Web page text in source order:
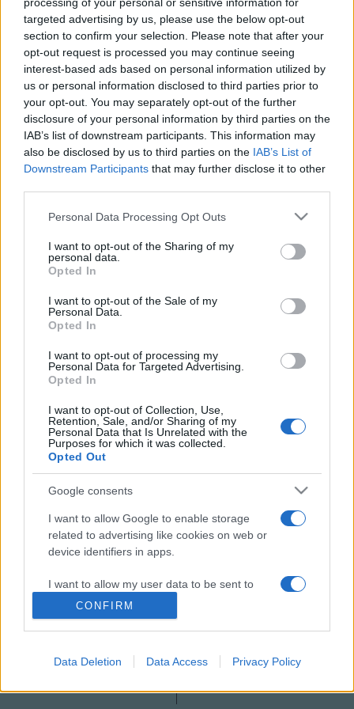
targeted advertising by us, please use the below opt-out
section to confirm your selection. Please note that after your
opt-out request is processed you may continue seeing
interest-based ads based on personal information utilized by
us or personal information disclosed to third parties prior to
your opt-out. You may separately opt-out of the further
disclosure of your personal information by third parties on the
IAB’s list of downstream participants. This information may
also be disclosed by us to third parties on the IAB’s List of
Downstream Participants that may further disclose it to other
Please note that this website/app uses one or more Google
not limited to your visit or usage behaviour. You may click to
grant or deny consent to Google and its third-party tags to
use your data for below specified purposes in below Google
consent section.
Personal Data Processing Opt Outs
I want to opt-out of the Sharing of my
personal data.
Opted In
I want to opt-out of the Sale of my
Personal Data.
Opted In
I want to opt-out of processing my
Personal Data for Targeted Advertising.
Opted In
I want to opt-out of Collection, Use,
Retention, Sale, and/or Sharing of my
Personal Data that Is Unrelated with the
Purposes for which it was collected.
Opted Out
Google consents
I want to allow Google to enable storage
related to advertising like cookies on web or
device identifiers in apps.
I want to allow my user data to be sent to
Google for online advertising purposes.
I want to allow Google to send me
CONFIRM
Data Deletion Data Access Privacy Policy
látogathatók.
Budapesten a Sándor-palota, a Tűzraktár épülete, az egykori
Honvéd Főparancsnokság romos épülete és az Országos
Atomenergia Hivatal várja a látogatókat.
A vidéki helyszínek között szerepel a régi pécsi vidámpark,
a keceli haditechnikai park, a kecskeméti színház, a
fertőrákosi püspöki palota és Salgó vára.
A magyarországi programhoz harminckét romániai, nyolc
is csatlakozott.
A programsorozat megnyitójára a komáromi Monostori
erődben került sor, melyen részt vettBozóki András
valamintVarga Kálmán, a Kulturális Örökségvédelmi Hivatal
elnöke.Gordon Eszter képriportja a megnyitóról.